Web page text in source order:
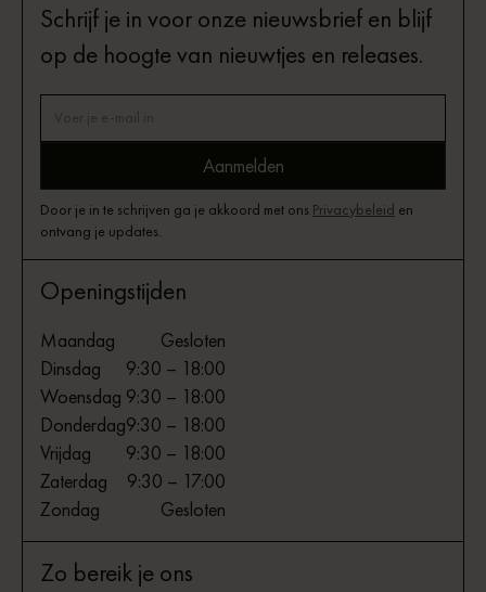
Schrijf je in voor onze nieuwsbrief en blijf
op de hoogte van nieuwtjes en releases.
Door je in te schrijven ga je akkoord met ons Privacybeleid en
ontvang je updates.
Openingstijden
Maandag
Gesloten
Dinsdag
9:30 – 18:00
Woensdag 9:30 – 18:00
Donderdag9:30 – 18:00
Vrijdag
9:30 – 18:00
Zaterdag
9:30 – 17:00
Zondag
Gesloten
Zo bereik je ons